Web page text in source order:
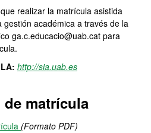
realizar la matrícula asistida
académica a través de la
ga.c.educacio@uab.cat para
http://sia.uab.es
matrícula
(Formato PDF)